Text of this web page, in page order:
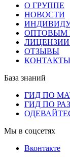
О ГРУППЕ
НОВОСТИ
ОПТОВЫМ
ОТЗЫВЫ
КОНТАКТЫ
База знаний
ГИД ПО
ГИД ПО
Мы в соцсетях
Вконтакте